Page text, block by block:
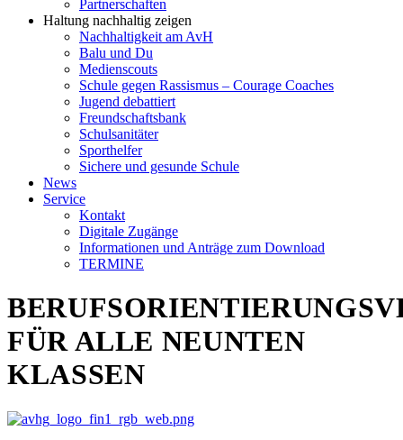
Partnerschaften
Haltung nachhaltig zeigen
Nachhaltigkeit am AvH
Balu und Du
Medienscouts
Schule gegen Rassismus – Courage Coaches
Jugend debattiert
Freundschaftsbank
Schulsanitäter
Sporthelfer
Sichere und gesunde Schule
News
Service
Kontakt
Digitale Zugänge
Informationen und Anträge zum Download
TERMINE
FÜR ALLE NEUNTEN
KLASSEN